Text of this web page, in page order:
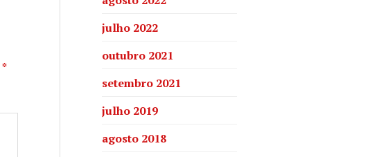
*
julho 2022
outubro 2021
setembro 2021
julho 2019
agosto 2018